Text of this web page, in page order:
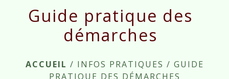
Guide pratique des
démarches
ACCUEIL / INFOS PRATIQUES / GUIDE
PRATIQUE DES DÉMARCHES